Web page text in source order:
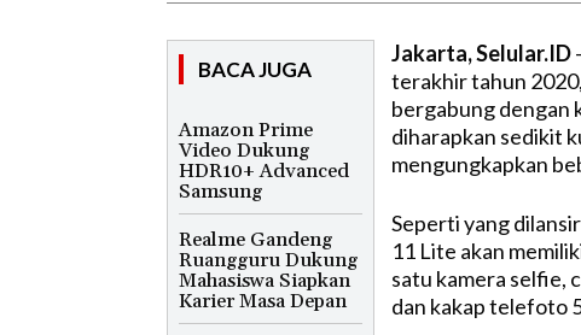
BACA JUGA
Amazon Prime
Video Dukung
HDR10+ Advanced
Samsung
Realme Gandeng
Ruangguru Dukung
Mahasiswa Siapkan
Karier Masa Depan
Jakarta, Selular.ID
terakhir tahun
bergabung dengan
diharapkan sedikit
mengungkapkan
Seperti yang
11 Lite akan
satu kamera selfie,
dan kakap telefoto